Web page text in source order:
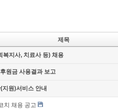
제목
복지사, 치료사 등) 채용
원금 사용결과 보고
원)서비스 안내
치 채용 공고